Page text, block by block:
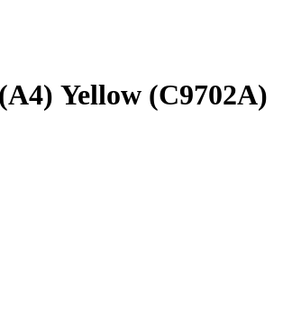
Yellow (C9702A)